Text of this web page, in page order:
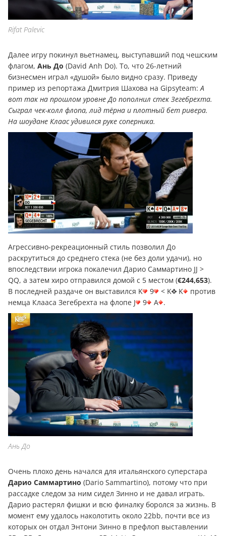
Rifat Palevic
Далее игру покинул вьетнамец, выступавший под чешским
флагом, Ань До (David Anh Do). То, что 26-летний
бизнесмен играл «душой» было видно сразу. Приведу
пример из репортажа Дмитрия Шахова на Gipsyteam:А
вот так на прошлом уровне До пополнил стек Зегебрехта.
Сыграл чек-колл флопа, лид тёрна и плотный бет ривера.
На шоудане Клаас удивился руке соперника.
Агрессивно-рекреационный стиль позволил До
раскрутиться до среднего стека (не без доли удачи), но
впоследствии игрока покалечил Дарио Саммартино JJ >
QQ, а затем хиро отправился домой с 5 местом (€244,653).
В последней раздаче он выставился K
9 < K K
против
немца Клааса Зегебрехта на флопе J
9 A .
Ань До
Очень плохо день начался для итальянского суперстара
Дарио Саммартино (Dario Sammartino), потому что при
рассадке следом за ним сидел Зинно и не давал играть.
Дарио растерял фишки и всю финалку боролся за жизнь. В
момент ему удалось наколотить около 22bb, почти все из
которых он отдал Энтони Зинно в префлоп выставлении